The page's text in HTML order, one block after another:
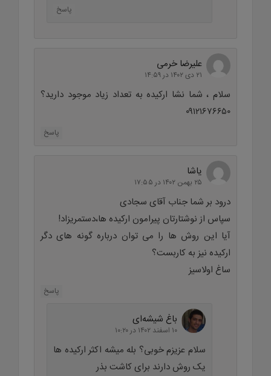
پاسخ
علیرضا خرمی
۲۱ دی ۱۴۰۲ در ۱۴:۵۹
سلام ، شما نشا ارکیده به تعداد زیاد موجود دارید؟
۰۹۱۲۱۶۷۶۶۵۰
پاسخ
یاشا
۲۵ بهمن ۱۴۰۲ در ۱۷:۵۵
درود بر شما جناب آقای سجادی
سپاس از نوشتارتان پیرامون ارکیده ها،دستمریزاد!
آیا این روش ها را می توان درباره گونه های دگر
ارکیده نیز به کاربست؟
ساغ اولاسیز
پاسخ
باغ شیشه‌ای
۱۰ اسفند ۱۴۰۲ در ۱۰:۲۰
سلام عزیزم خوبی؟ بله میشه اکثر ارکیده ها
یک روش دارند برای کاشت بذر